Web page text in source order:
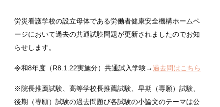
労災看護学校の設立母体である労働者健康安全機構ホームペ
ージにおいて過去の共通試験問題が更新されましたのでお知
らせします。
令和8年度（R8.1.22実施分）共通試入学験→過去問はこちら
※院長推薦試験、高等学校長推薦試験、早期（専願）試験、
後期（専願）試験の過去問題び各試験の小論文のテーマは公